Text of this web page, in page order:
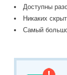
Доступны
Никаких
Самый